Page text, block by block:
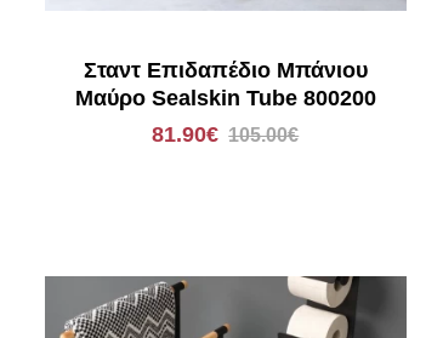
Σταντ Επιδαπέδιο Μπάνιου
Μαύρο Sealskin Tube 800200
81.90€ 105.00€